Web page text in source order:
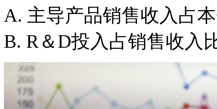
A. 主导产品销售收入占
B. R＆D投入占销售收入